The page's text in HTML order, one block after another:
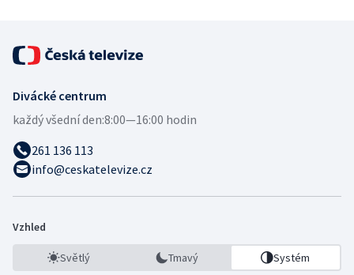
Divácké centrum
každý všední den:8:00—16:00 hodin
261 136 113
info@ceskatelevize.cz
Vzhled
Světlý Tmavý Systém